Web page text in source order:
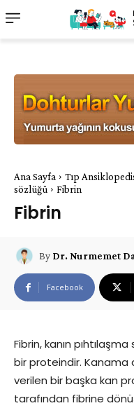
Ana Sayfa Tıp
sözlüğü
Fibrin
Fibrin
By Dr. Nurmemet
Facebook
Fibrin, kanın
bir proteindir. Kanama
verilen bir başka kan
tarafından fibrine